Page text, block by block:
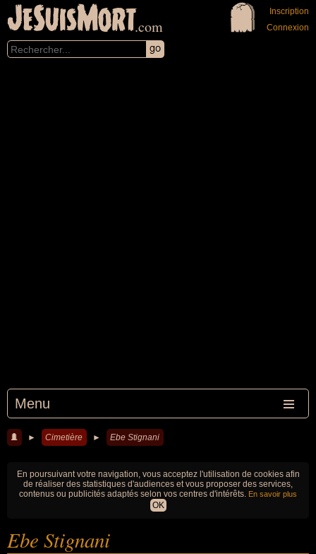
JeSuisMort.com
Menu
Inscription
Connexion
► Cimetière ► Ebe Stignani
En poursuivant votre navigation, vous acceptez l'utilisation de cookies afin
de réaliser des statistiques d'audiences et vous proposer des services,
contenus ou publicités adaptés selon vos centres d'intérêts. En savoir plus
OK
Ebe Stignani